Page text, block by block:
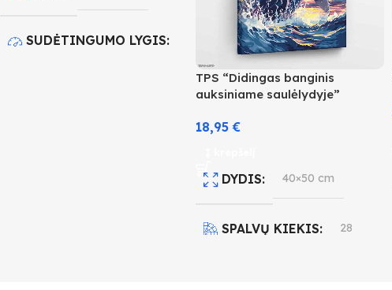
SUDĖTINGUMO LYGIS
TPS “Didingas banginis
auksiniame saulėlydyje”
18,95€
DYDIS 40×50 cm
SPALVŲ KIEKIS 28